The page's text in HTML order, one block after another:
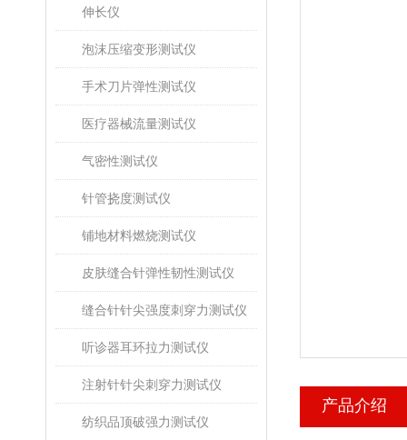
伸长仪
泡沫压缩变形测试仪
手术刀片弹性测试仪
医疗器械流量测试仪
气密性测试仪
针管挠度测试仪
铺地材料燃烧测试仪
皮肤缝合针弹性韧性测试仪
缝合针针尖强度刺穿力测试仪
听诊器耳环拉力测试仪
注射针针尖刺穿力测试仪
纺织品顶破强力测试仪
产品介绍